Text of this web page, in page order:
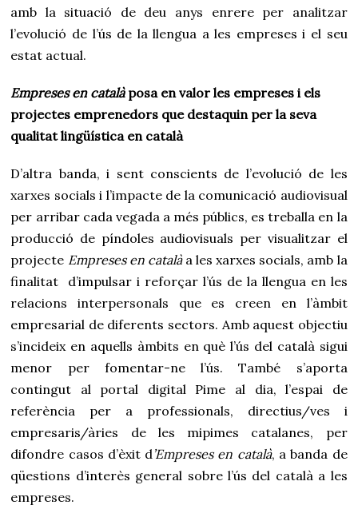
amb la situació de deu anys enrere per analitzar
l’evolució de l’ús de la llengua a les empreses i el seu
estat actual.
Empreses en català posa en valor les empreses i els
projectes emprenedors que destaquin per la seva
qualitat lingüística en català
D’altra banda, i sent conscients de l’evolució de les
xarxes socials i l’impacte de la comunicació audiovisual
per arribar cada vegada a més públics, es treballa en la
producció de píndoles audiovisuals per visualitzar el
projecte Empreses en catalàa les xarxes socials, amb la
finalitat d’impulsar i reforçar l’ús de la llengua en les
relacions interpersonals que es creen en l’àmbit
empresarial de diferents sectors. Amb aquest objectiu
s’incideix en aquells àmbits en què l’ús del català sigui
menor per fomentar-ne l’ús. També s’aporta
contingut al portal digital Pime al dia, l’espai de
referència per a professionals, directius/ves i
empresaris/àries de les mipimes catalanes, per
difondre casos d’èxit d’Empreses en català, a banda de
qüestions d’interès general sobre l’ús del català a les
empreses.